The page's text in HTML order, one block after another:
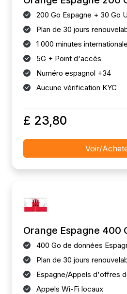
200 Go Espagne + 30 Go
Plan de 30 jours
1 000 minutes
5G + Point d'accès
Numéro espagnol +34
Aucune vérification KYC
£ 23,80
Voir/
Orange Espagne 400
400 Go de données
Plan de 30 jours
Espagne/Appels d'offres
Appels Wi-Fi locaux